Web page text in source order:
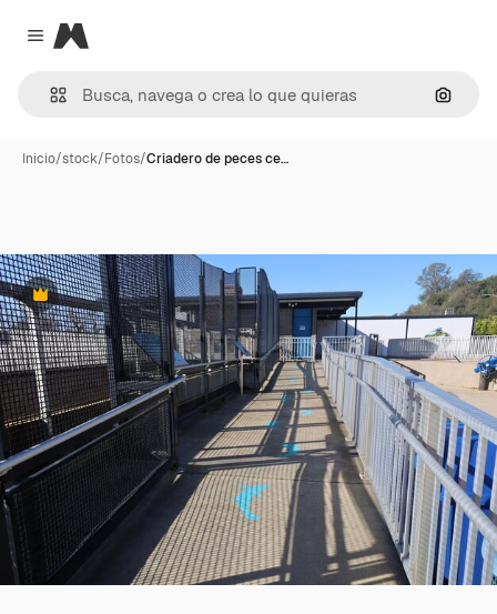
Close menu
Magnific
Inicio/stock/Fotos/Criadero de peces ce…
Premium